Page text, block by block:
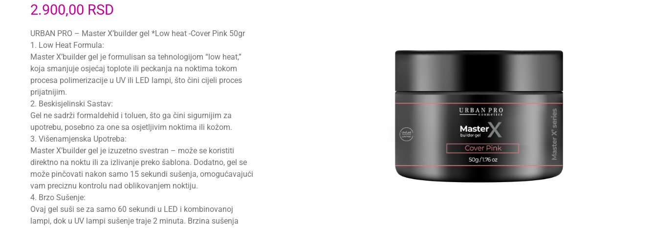
2.900,00 RSD
URBAN PRO – Master X’builder gel *Low heat -Cover Pink 50gr
1. Low Heat Formula:
Master X’builder gel je formulisan sa tehnologijom “low heat,”
koja smanjuje osjećaj toplote ili peckanja na noktima tokom
procesa polimerizacije u UV ili LED lampi, što čini cijeli proces
prijatnijim.
2. Beskisjelinski Sastav:
Gel ne sadrži formaldehid i toluen, što ga čini sigurnijim za
upotrebu, posebno za one sa osjetljivim noktima ili kožom.
3. Višenamjenska Upotreba:
Master X’builder gel je izuzetno svestran – može se koristiti
direktno na noktu ili za izlivanje preko šablona. Dodatno, gel se
može pinčovati nakon samo 15 sekundi sušenja, omogućavajući
vam preciznu kontrolu nad oblikovanjem noktiju.
4. Brzo Sušenje:
Ovaj gel suši se za samo 60 sekundi u LED i kombinovanoj
lampi, dok u UV lampi sušenje traje 2 minuta. Brzina sušenja